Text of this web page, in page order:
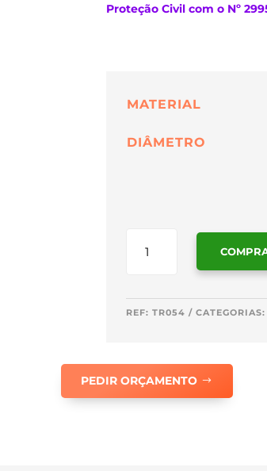
Proteção Civil com o Nº
MATERIAL
DIÂMETRO
QUANTIDADE
REF:TR054
PEDIR ORÇAMENTO